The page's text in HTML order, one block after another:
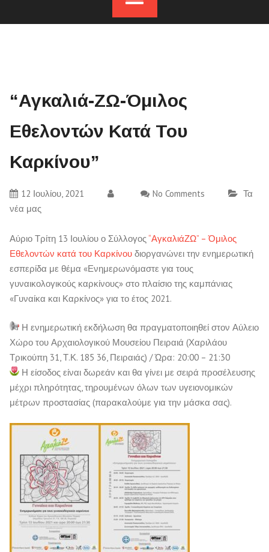
“Αγκαλιά-ΖΩ-Όμιλος
Εθελοντών Κατά Του
Καρκίνου”
12 Ιουλίου, 2021 No Comments
Τα
νέα μας
Αύριο Τρίτη 13 Ιουλίου ο Σύλλογος“ΑγκαλιάΖΩ” – Όμιλος
Εθελοντών κατά του Καρκίνουδιοργανώνει την ενημερωτική
εσπερίδα με θέμα «Ενημερωνόμαστε για τους
γυναικολογικούς καρκίνους» στο πλαίσιο της καμπάνιας
«Γυναίκα και Καρκίνος» για το έτος 2021.
Η ενημερωτική εκδήλωση θα πραγματοποιηθεί στον Αύλειο
Χώρο του Αρχαιολογικού Μουσείου Πειραιά (Χαριλάου
Τρικούπη 31, Τ.Κ. 185 36, Πειραιάς) / Ώρα: 20:00 – 21:30
Η είσοδος είναι δωρεάν και θα γίνει με σειρά προσέλευσης
μέχρι πληρότητας, τηρουμένων όλων των υγειονομικών
μέτρων προστασίας (παρακαλούμε για την μάσκα σας).